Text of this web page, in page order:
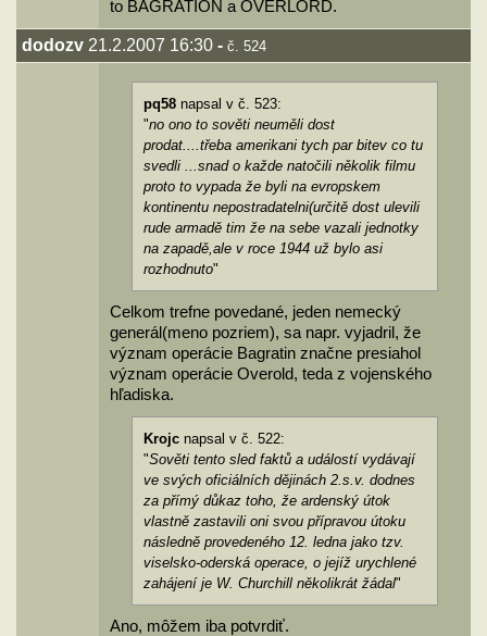
to BAGRATION a OVERLORD.
dodozv 21.2.2007 16:30 - č. 524
pq58 napsal v č. 523:
"no ono to sověti neuměli dost
prodat....třeba amerikani tych par bitev co tu
svedli ...snad o každe natočili několik filmu
proto to vypada že byli na evropskem
kontinentu nepostradatelni(určitě dost ulevili
rude armadě tim že na sebe vazali jednotky
na zapadě,ale v roce 1944 už bylo asi
rozhodnuto"
Celkom trefne povedané, jeden nemecký
generál(meno pozriem), sa napr. vyjadril, že
význam operácie Bagratin značne presiahol
význam operácie Overold, teda z vojenského
hľadiska.
Krojc napsal v č. 522:
"Sověti tento sled faktů a událostí vydávají
ve svých oficiálních dějinách 2.s.v. dodnes
za přímý důkaz toho, že ardenský útok
vlastně zastavili oni svou přípravou útoku
následně provedeného 12. ledna jako tzv.
viselsko-oderská operace, o jejíž urychlené
zahájení je W. Churchill několikrát žádal"
Ano, môžem iba potvrdiť.